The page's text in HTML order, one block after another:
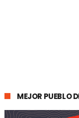
MEJOR PUEBLO